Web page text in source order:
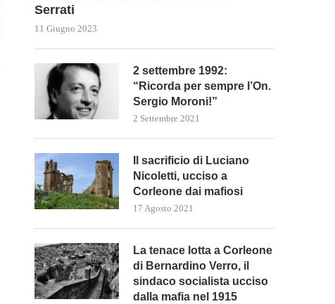
ISRAELE SI PREPARA PER
L’INVASIONE DI RAFAH
9 Maggio 2024
RIBELLANO AL
Serrati
11 Giugno 2023
2 settembre 1992:
“Ricorda per sempre l’On.
Sergio Moroni!”
2 Settembre 2021
Il sacrificio di Luciano
Nicoletti, ucciso a
Corleone dai mafiosi
17 Agosto 2021
La tenace lotta a Corleone
di Bernardino Verro, il
sindaco socialista ucciso
dalla mafia nel 1915